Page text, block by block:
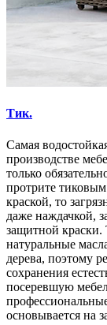
Тик.
Самая
производстве
только
протрите
краской, то
даже наждачкой,
защитной краски.
натуральные
дерева, поэтому
сохранения
посеревшую
основывается на